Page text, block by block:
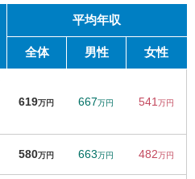
平均年収
全体 男性 女性
619万円 667万円 541 万円
580万円 663万円 482万円